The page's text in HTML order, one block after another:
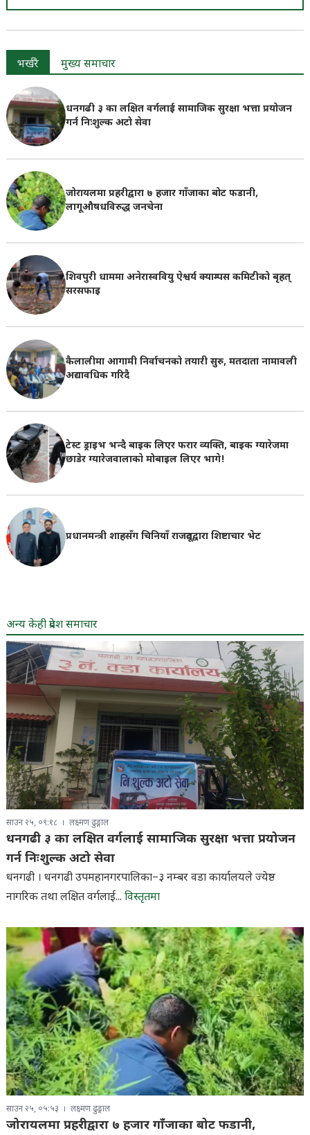
भर्खरै मुख्य समाचार
धनगढी ३ का लक्षित वर्गलाई सामाजिक सुरक्षा भत्ता प्रयोजन
गर्न निःशुल्क अटो सेवा
जोरायलमा प्रहरीद्वारा ७ हजार गाँजाका बोट फडानी,
लागूऔषधविरुद्ध जनचेना
शिवपुरी धाममा अनेरास्ववियु ऐश्वर्य क्याम्पस कमिटीको बृहत्
सरसफाइ
कैलालीमा आगामी निर्वाचनको तयारी सुरु, मतदाता नामावली
अद्यावधिक गरिदै
टेस्ट ड्राइभ भन्दै बाइक लिएर फरार व्यक्ति, बाइक ग्यारेजमा
छाडेर ग्यारेजवालाकाे मोबाइल लिएर भागे!
प्रधानमन्त्री शाहसँग चिनियाँ राजदूतद्वारा शिष्टाचार भेट
अन्य केही प्रदेश समाचार
साउन २५, ०९:१८ लक्ष्मण ढुङ्गाल
धनगढी ३ का लक्षित वर्गलाई सामाजिक सुरक्षा भत्ता प्रयोजन
गर्न निःशुल्क अटो सेवा
धनगढी । धनगढी उपमहानगरपालिका–३ नम्बर वडा कार्यालयले ज्येष्ठ
नागरिक तथा लक्षित वर्गलाई... विस्तृतमा
साउन २५, ०५:५३ लक्ष्मण ढुङ्गाल
जोरायलमा प्रहरीद्वारा ७ हजार गाँजाका बोट फडानी,